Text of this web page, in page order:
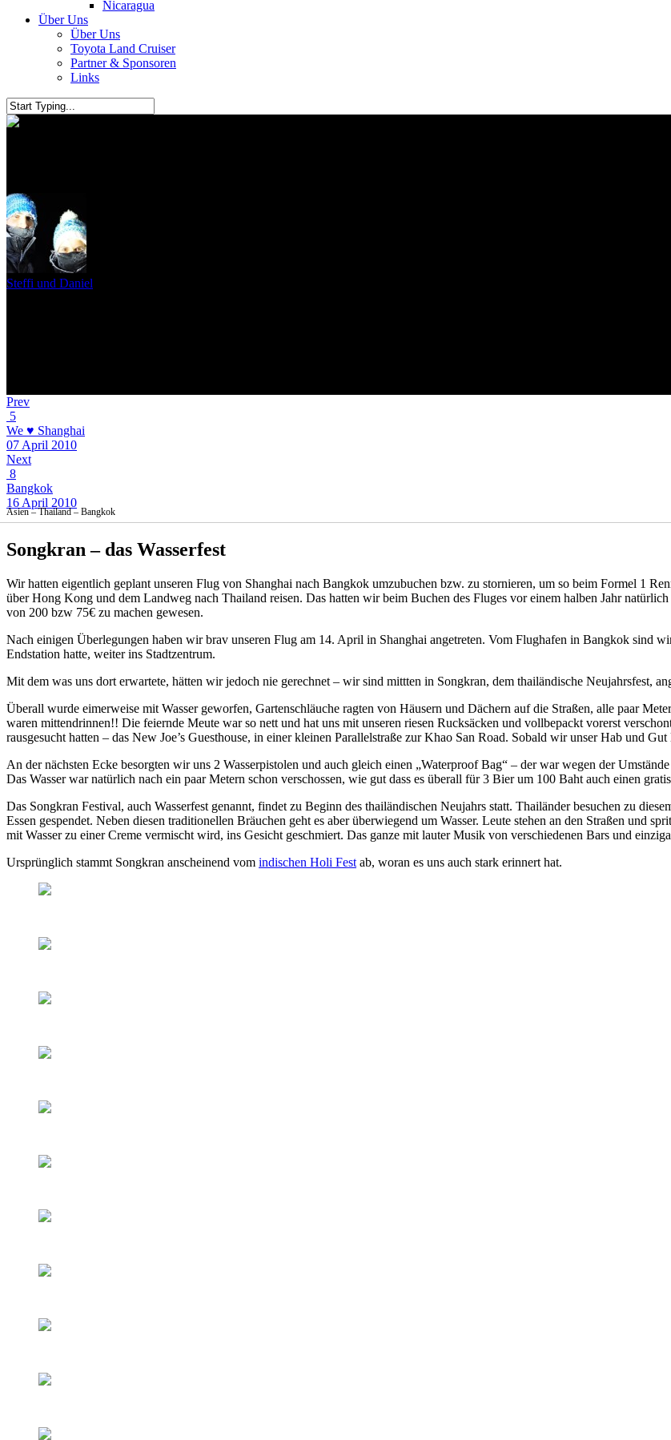
Nicaragua
Über Uns
Über Uns
Toyota Land Cruiser
Partner & Sponsoren
Links
Steffi und Daniel
Prev
5
We ♥ Shanghai
07 April 2010
Next
8
Bangkok
16 April 2010
Asien – Thailand – Bangkok
Songkran – das Wasserfest
Wir hatten eigentlich geplant unseren Flug von Shanghai nach Bangkok umzubuchen bzw. zu stornieren, um so beim Formel 1
über Hong Kong und dem Landweg nach Thailand reisen. Das hatten wir beim Buchen des Fluges vor einem halben Jahr
von 200 bzw 75€ zu machen gewesen.
Nach einigen Überlegungen haben wir brav unseren Flug am 14. April in Shanghai angetreten. Vom Flughafen in Bangkok sind
Endstation hatte, weiter ins Stadtzentrum.
Mit dem was uns dort erwartete, hätten wir jedoch nie gerechnet – wir sind mittten in Songkran, dem thailändische Neujahrsfest,
Überall wurde eimerweise mit Wasser geworfen, Gartenschläuche ragten von Häusern und Dächern auf die Straßen, alle paar
waren mittendrinnen!! Die feiernde Meute war so nett und hat uns mit unseren riesen Rucksäcken und vollbepackt vorerst
rausgesucht hatten – das New Joe’s Guesthouse, in einer kleinen Parallelstraße zur Khao San Road. Sobald wir unser Hab und
An der nächsten Ecke besorgten wir uns 2 Wasserpistolen und auch gleich einen „Waterproof Bag“ – der war wegen der
Das Wasser war natürlich nach ein paar Metern schon verschossen, wie gut dass es überall für 3 Bier um 100 Baht auch einen
Das Songkran Festival, auch Wasserfest genannt, findet zu Beginn des thailändischen Neujahrs statt. Thailänder besuchen zu
Essen gespendet. Neben diesen traditionellen Bräuchen geht es aber überwiegend um Wasser. Leute stehen an den Straßen und
mit Wasser zu einer Creme vermischt wird, ins Gesicht geschmiert. Das ganze mit lauter Musik von verschiedenen Bars und
Ursprünglich stammt Songkran anscheinend vom indischen Holi Fest ab, woran es uns auch stark erinnert hat.